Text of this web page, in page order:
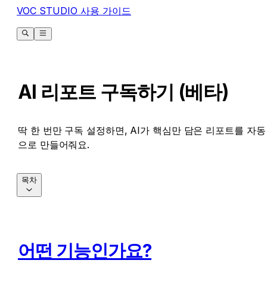
VOC STUDIO 사용 가이드
AI 리포트 구독하기 (베타)
딱 한 번만 구독 설정하면, AI가 핵심만 담은 리포트를 자동
으로 만들어줘요.
어떤 기능인가요?
목차